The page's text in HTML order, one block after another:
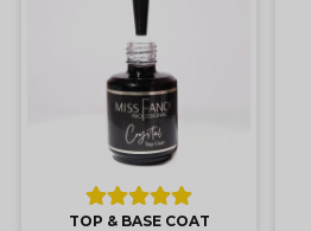
TOP & BASE COAT